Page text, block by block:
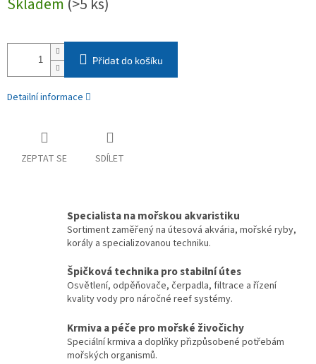
cena:
Přidat do košíku
Detailní informace
ZEPTAT SE SDÍLET
Specialista na mořskou akvaristiku
Sortiment zaměřený na útesová akvária, mořské ryby,
korály a specializovanou techniku.
Špičková technika pro stabilní útes
Osvětlení, odpěňovače, čerpadla, filtrace a řízení
kvality vody pro náročné reef systémy.
Krmiva a péče pro mořské živočichy
Speciální krmiva a doplňky přizpůsobené potřebám
mořských organismů.